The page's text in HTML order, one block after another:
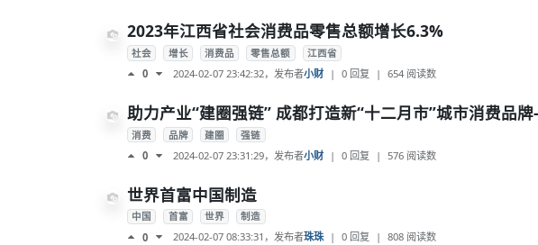
2023年江西省社会消费品零售总额增长6.3%
社会 增长 消费品 零售总额 江西省
0 2024-02-07 23:42:32，发布者小财 | 0 回复 | 654阅读数
助力产业“建圈强链” 成都打造新“十二月市”城市消费品
消费 品牌 建圈 强链
0 2024-02-07 23:31:29，发布者小财 | 0 回复 | 576 阅读数
世界首富中国制造
中国 首富 世界 制造
0 2024-02-07 08:33:31 ，发布者珠珠 | 0 回复 | 808 阅读数